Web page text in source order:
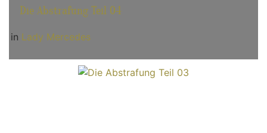
Die Abstrafung Teil 04
in Lady Mercedes